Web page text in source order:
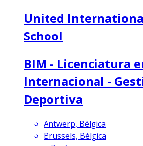
United
School
BIM - Licenciatura
Internacional -
Deportiva
Antwerp, Bélgica
Brussels, Bélgica